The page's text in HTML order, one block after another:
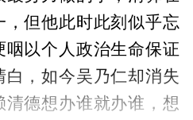
但他此时此刻似乎忘
以个人政治生命保证
白，如今吴乃仁却消失
德想办谁就办谁，想